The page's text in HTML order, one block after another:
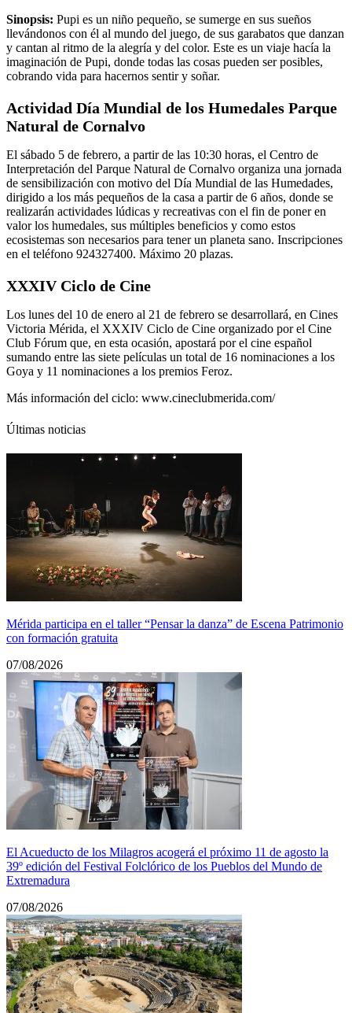
Sinopsis: Pupi es un niño pequeño, se sumerge en sus sueños
llevándonos con él al mundo del juego, de sus garabatos que danzan
y cantan al ritmo de la alegría y del color. Este es un viaje hacía la
imaginación de Pupi, donde todas las cosas pueden ser posibles,
cobrando vida para hacernos sentir y soñar.
Actividad Día Mundial de los Humedales Parque
Natural de Cornalvo
El sábado 5 de febrero, a partir de las 10:30 horas, el Centro de
Interpretación del Parque Natural de Cornalvo organiza una jornada
de sensibilización con motivo del Día Mundial de las Humedades,
dirigido a los más pequeños de la casa a partir de 6 años, donde se
realizarán actividades lúdicas y recreativas con el fin de poner en
valor los humedales, sus múltiples beneficios y como estos
ecosistemas son necesarios para tener un planeta sano. Inscripciones
en el teléfono 924327400. Máximo 20 plazas.
XXXIV Ciclo de Cine
Los lunes del 10 de enero al 21 de febrero se desarrollará, en Cines
Victoria Mérida, el XXXIV Ciclo de Cine organizado por el Cine
Club Fórum que, en esta ocasión, apostará por el cine español
sumando entre las siete películas un total de 16 nominaciones a los
Goya y 11 nominaciones a los premios Feroz.
Más información del ciclo: www.cineclubmerida.com/
Últimas noticias
Mérida participa en el taller “Pensar la danza” de Escena Patrimonio
con formación gratuita
07/08/2026
El Acueducto de los Milagros acogerá el próximo 11 de agosto la
39º edición del Festival Folclórico de los Pueblos del Mundo de
Extremadura
07/08/2026